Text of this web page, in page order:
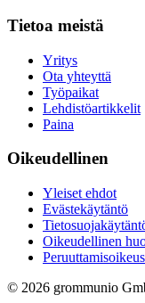
Tietoa meistä
Yritys
Ota yhteyttä
Työpaikat
Lehdistöartikkelit
Paina
Oikeudellinen
Yleiset ehdot
Evästekäytäntö
Oikeudellinen
Peruuttamisoikeus
© 2026 grommunio